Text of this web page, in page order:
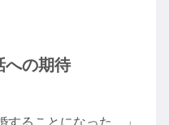
への期待
することになった。」